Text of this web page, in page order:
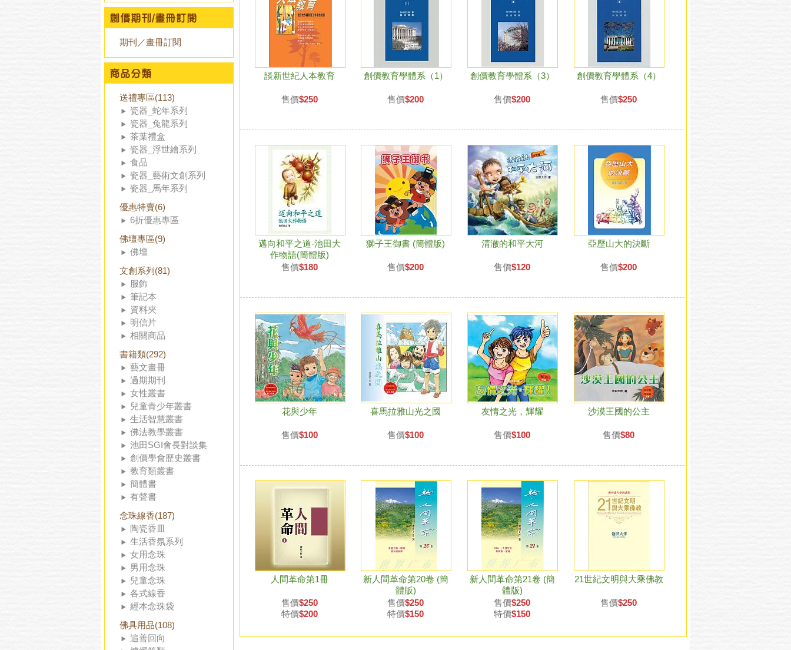
期刊／畫冊訂閱
送禮專區(113)
瓷器_蛇年系列
瓷器_兔龍系列
茶葉禮盒
瓷器_浮世繪系列
食品
瓷器_藝術文創系列
瓷器_馬年系列
優惠特賣(6)
6折優惠專區
佛壇專區(9)
佛壇
文創系列(81)
服飾
筆記本
資料夾
明信片
相關商品
書籍類(292)
藝文畫冊
過期期刊
女性叢書
兒童青少年叢書
生活智慧叢書
佛法教學叢書
池田SGI會長對談集
創價學會歷史叢書
教育類叢書
簡體書
有聲書
念珠線香(187)
陶瓷香皿
生活香氛系列
女用念珠
男用念珠
兒童念珠
各式線香
經本念珠袋
佛具用品(108)
追善回向
談新世紀人本教育
售價$250
創價教育學體系（1）
售價$200
創價教育學體系（3）
售價$200
創價教育學體系（4）
售價$250
邁向和平之道-池田大
作物語(簡體版)
售價$180
獅子王御書 (簡體版)
售價$200
清澈的和平大河
售價$120
亞歷山大的決斷
售價$200
花與少年
售價$100
喜馬拉雅山光之國
售價$100
友情之光，輝耀
售價$100
沙漠王國的公主
售價$80
人間革命第1冊
售價$250
特價$200
新人間革命第20卷 (簡
體版)
售價$250
特價$150
新人間革命第21卷 (簡
體版)
售價$250
特價$150
21世紀文明與大乘佛教
售價$250